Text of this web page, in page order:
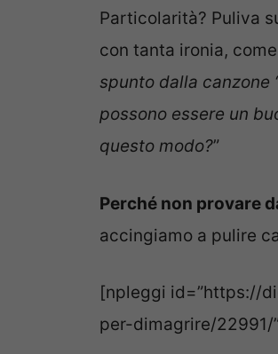
Particolarità? Puliva
con tanta ironia,
spunto dalla canzone
possono essere un
questo modo?”
Perché non provare
accingiamo a pulire
[npleggi id=”https://
per-dimagrire/22991/